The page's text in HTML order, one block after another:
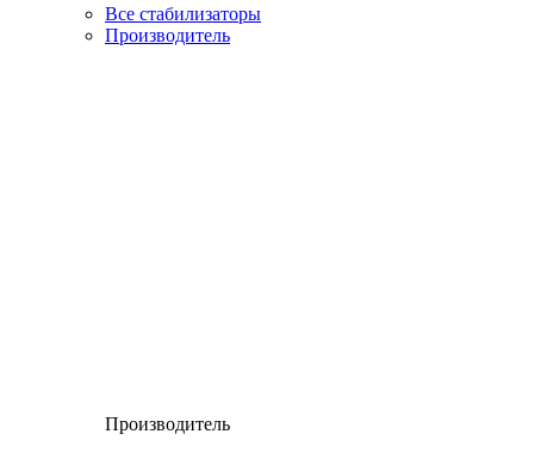
Все стабилизаторы
Производитель
Производитель